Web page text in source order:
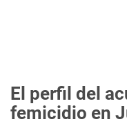
El perfil del
femicidio en